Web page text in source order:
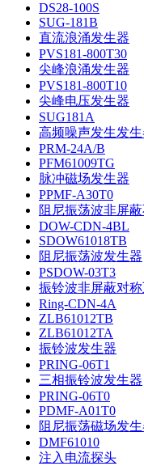
DS28-100S
SUG-181B
直流浪涌发生器
PVS181-800T30
尖峰浪涌发生器
PVS181-800T10
尖峰电压发生器
SUG181A
高频噪声发生发生
PRM-24A/B
PFM61009TG
脉冲磁场发生器
PPMF-A30T0
阻尼振荡波非屏
DOW-CDN-4BL
SDOW61018TB
阻尼振荡波发生器
PSDOW-03T3
振铃波非屏蔽对
Ring-CDN-4A
ZLB61012TB
ZLB61012TA
振铃波发生器
PRING-06T1
三相振铃波发生器
PRING-06T0
PDMF-A01T0
阻尼振荡磁场发
DMF61010
注入电流探头